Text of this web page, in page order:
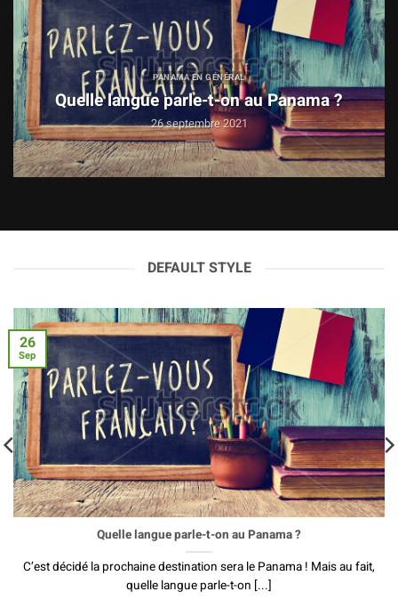
PANAMA EN GÉNÉRAL
Quelle langue parle-t-on au Panama ?
26 septembre 2021
DEFAULT STYLE
Quelle langue parle-t-on au Panama ?
C’est décidé la prochaine destination sera le Panama ! Mais au fait,
quelle langue parle-t-on [...]
26
Sep